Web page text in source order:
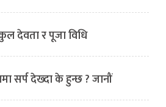
कुल देवता र पूजा विधि
सर्प देख्दा के हुन्छ ? जानौं